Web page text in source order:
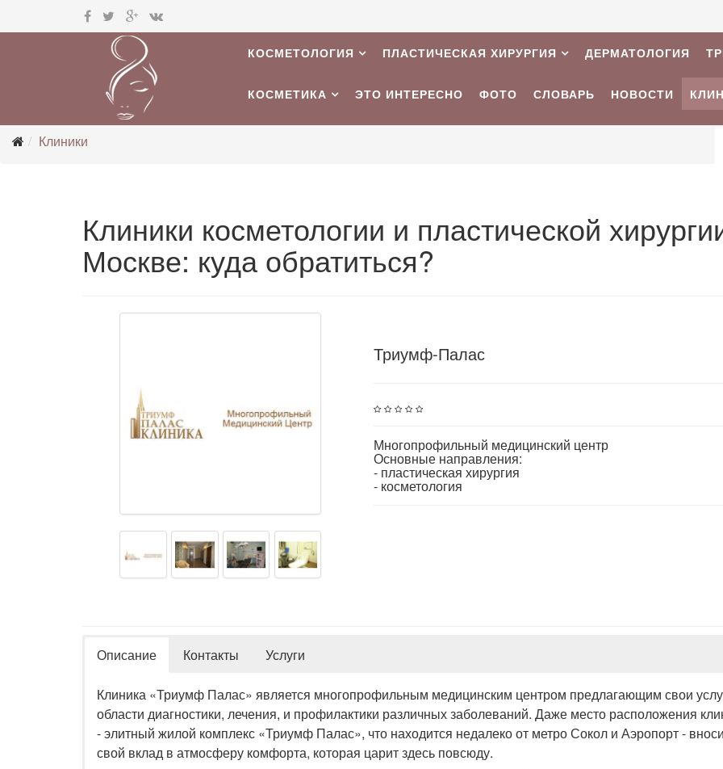
КОСМЕТОЛОГИЯ ПЛАСТИЧЕСКАЯ ХИРУРГИЯ ДЕРМАТОЛОГИЯ
КОСМЕТИКА ЭТО ИНТЕРЕСНО ФОТО СЛОВАРЬ НОВОСТИ
Клиники
Клиники косметологии и пластической
Москве: куда обратиться?
Триумф-Палас
Многопрофильный медицинский центр
Основные направления:
- пластическая хирургия
- косметология
Описание Контакты Услуги
Клиника «Триумф Палас» является многопрофильным медицинским центром предлагающим свои
области диагностики, лечения, и профилактики различных заболеваний. Даже место расположения
- элитный жилой комплекс «Триумф Палас», что находится недалеко от метро Сокол и Аэропорт -
свой вклад в атмосферу комфорта, которая царит здесь повсюду.